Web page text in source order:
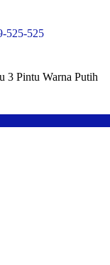
525-525
3 Pintu Warna Putih